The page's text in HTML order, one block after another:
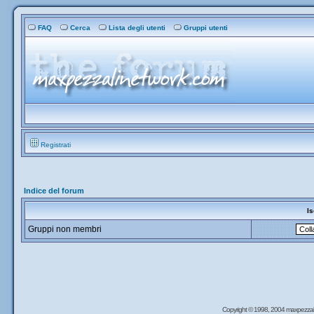
FAQ Cerca Lista degli utenti Gruppi utenti
Registrati
Indice del forum
Gruppi non membri
Copyright © 1998, 2004